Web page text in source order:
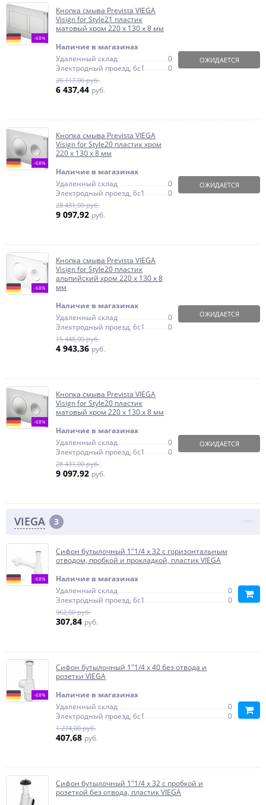
-68%
Кнопка смыва Prevista VIEGA
Visign for Style21 пластик
матовый хром 220 х 130 х 8 мм
Наличие в магазинах
Удаленный склад
0
Электродный проезд, 6с1
0
20 117,00 руб.
6 437,44 руб.
ОЖИДАЕТСЯ
-68%
Кнопка смыва Prevista VIEGA
Visign for Style20 пластик хром
220 х 130 х 8 мм
Наличие в магазинах
Удаленный склад
0
Электродный проезд, 6с1
0
28 431,00 руб.
9 097,92 руб.
ОЖИДАЕТСЯ
-68%
Кнопка смыва Prevista VIEGA
Visign for Style20 пластик
альпийский хром 220 х 130 х 8
мм
Наличие в магазинах
Удаленный склад
0
Электродный проезд, 6с1
0
15 448,00 руб.
4 943,36 руб.
ОЖИДАЕТСЯ
-68%
Кнопка смыва Prevista VIEGA
Visign for Style20 пластик
матовый хром 220 х 130 х 8 мм
Наличие в магазинах
Удаленный склад
0
Электродный проезд, 6с1
0
28 431,00 руб.
9 097,92 руб.
ОЖИДАЕТСЯ
VIEGA 3
-68%
Сифон бутылочный 1"1/4 х 32 с горизонтальным
отводом, пробкой и прокладкой, пластик VIEGA
Наличие в магазинах
Удаленный склад
0
Электродный проезд, 6с1
0
962,00 руб.
307,84 руб.
-68%
Сифон бутылочный 1"1/4 х 40 без отвода и
розетки VIEGA
Наличие в магазинах
Удаленный склад
0
Электродный проезд, 6с1
0
1 274,00 руб.
407,68 руб.
Сифон бутылочный 1"1/4 х 32 с пробкой и
розеткой без отвода, пластик VIEGA